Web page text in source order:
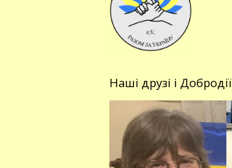
Наші друзі і Добродії